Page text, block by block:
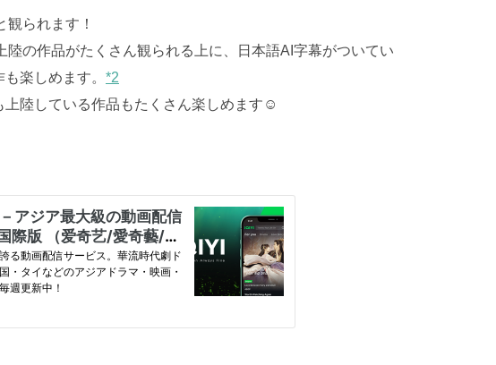
観られます！
陸の作品がたくさん観られる上に、日本語AI字幕がついてい
楽しめます。 *2
上陸している作品もたくさん楽しめます☺️